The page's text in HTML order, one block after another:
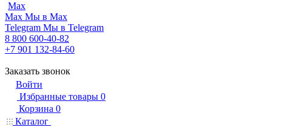
Max
Max Мы в Max
Telegram Мы в Telegram
8 800 600-40-82
+7 901 132-84-60
Заказать звонок
Войти
Избранные товары 0
Корзина 0
Каталог